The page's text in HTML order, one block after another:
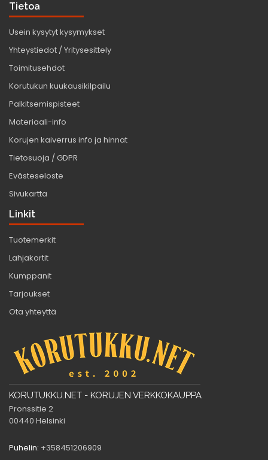
Tietoa
Usein kysytyt kysymykset
Yhteystiedot / Yritysesittely
Toimitusehdot
Korutukun kuukausikilpailu
Palkitsemispisteet
Materiaali-info
Korujen kaiverrus info ja hinnat
Tietosuoja / GDPR
Evästeseloste
Sivukartta
Linkit
Tuotemerkit
Lahjakortit
Kumppanit
Tarjoukset
Ota yhteyttä
KORUTUKKU.NET - KORUJEN VERKKOKAUPPA
Pronssitie 2
00440 Helsinki
Puhelin: +358451206909